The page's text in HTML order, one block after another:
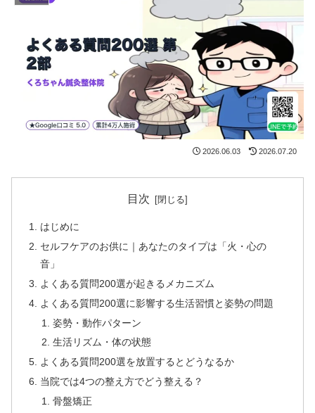
2026.06.03 2026.07.20
目次
はじめに
セルフケアのお供に｜あなたのタイプは「火・心の
音」
よくある質問200選が起きるメカニズム
よくある質問200選に影響する生活習慣と姿勢の問題
姿勢・動作パターン
生活リズム・体の状態
よくある質問200選を放置するとどうなるか
当院では4つの整え方でどう整える？
骨盤矯正